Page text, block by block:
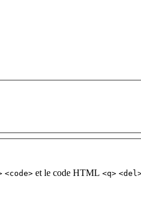
<code> et le code HTML <q>